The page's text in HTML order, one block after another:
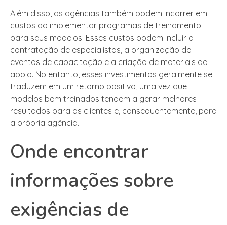
Além disso, as agências também podem incorrer em
custos ao implementar programas de treinamento
para seus modelos. Esses custos podem incluir a
contratação de especialistas, a organização de
eventos de capacitação e a criação de materiais de
apoio. No entanto, esses investimentos geralmente se
traduzem em um retorno positivo, uma vez que
modelos bem treinados tendem a gerar melhores
resultados para os clientes e, consequentemente, para
a própria agência.
Onde encontrar
informações sobre
exigências de